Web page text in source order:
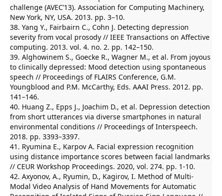
challenge (AVEC’13). Association for Computing Machinery,
New York, NY, USA. 2013. pp. 3–10.
38. Yang Y., Fairbairn C., Cohn J. Detecting depression
severity from vocal prosody // IEEE Transactions on Affective
computing. 2013. vol. 4. no. 2. pp. 142–150.
39. Alghowinem S., Goecke R., Wagner M., et al. From joyous
to clinically depressed: Mood detection using spontaneous
speech // Proceedings of FLAIRS Conference, G.M.
Youngblood and P.M. McCarthy, Eds. AAAI Press. 2012. pp.
141–146.
40. Huang Z., Epps J., Joachim D., et al. Depression detection
from short utterances via diverse smartphones in natural
environmental conditions // Proceedings of Interspeech.
2018. pp. 3393–3397.
41. Ryumina E., Karpov A. Facial expression recognition
using distance importance scores between facial landmarks
// CEUR Workshop Proceedings. 2020, vol. 274. pp. 1-10.
42. Axyonov, А., Ryumin, D., Kagirov, I. Method of Multi-
Modal Video Analysis of Hand Movements for Automatic